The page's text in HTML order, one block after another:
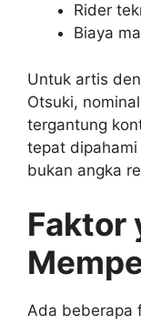
Rider
Biaya
Untuk artis
Otsuki,
tergantung
tepat
bukan angka
Faktor
Ada beberapa